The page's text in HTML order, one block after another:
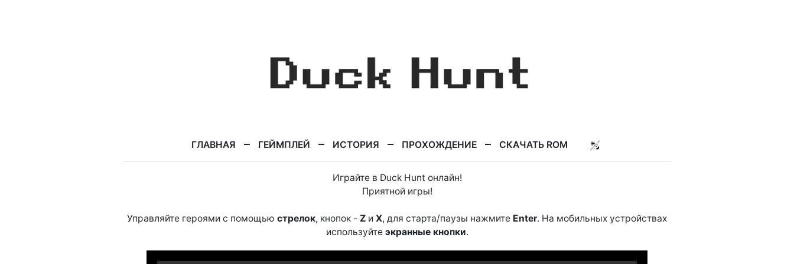
ГЛАВНАЯ ГЕЙМПЛЕЙ ИСТОРИЯ ПРОХОЖДЕНИЕ СКАЧАТЬ ROM
Играйте в Duck Hunt онлайн!
Приятной игры!
Управляйте героями с помощью стрелок, кнопок - Z и X, для старта/паузы нажмите Enter. На мобильных устройствах
используйте экранные кнопки.